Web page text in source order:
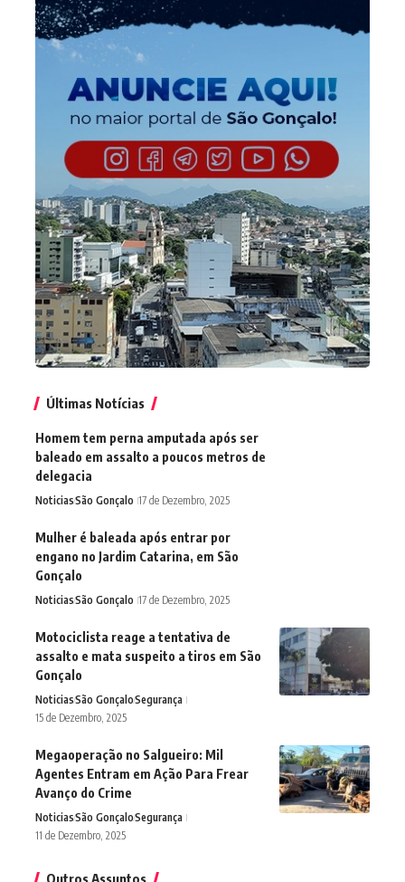
Últimas Notícias
Homem tem perna amputada após ser
baleado em assalto a poucos metros de
delegacia
NoticiasSão Gonçalo 17 de Dezembro, 2025
Mulher é baleada após entrar por
engano no Jardim Catarina, em São
Gonçalo
NoticiasSão Gonçalo 17 de Dezembro, 2025
Motociclista reage a tentativa de
assalto e mata suspeito a tiros em São
Gonçalo
NoticiasSão GonçaloSegurança
15 de Dezembro, 2025
Megaoperação no Salgueiro: Mil
Agentes Entram em Ação Para Frear
Avanço do Crime
NoticiasSão GonçaloSegurança
11 de Dezembro, 2025